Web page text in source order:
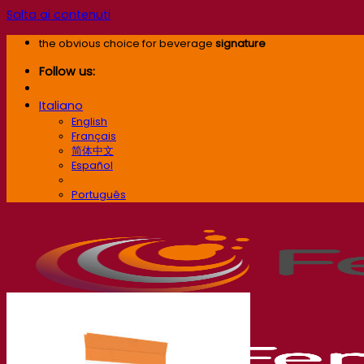
Salta ai contenuti
the obvious choice for beverage signature
Follow us:
Italiano
English
Français
简体中文
Español
Português